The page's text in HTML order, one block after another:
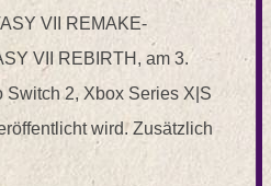
VII REMAKE-
VII REBIRTH, am 3.
Switch 2, Xbox Series X|S
wird. Zusätzlich